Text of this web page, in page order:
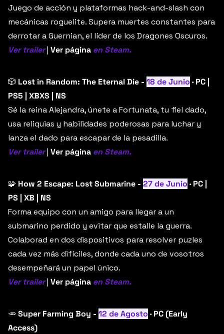
Juego de acción y plataformas hack-and-slash con
mecánicas roguelite. Supera muertes constantes para
derrotar a Guernian, el líder de los Dragones Oscuros.
Ver trailer | Ver página en Steam.
🎲 Lost in Random: The Eternal Die - 18 de Junio · PC |
PS5 | XBXS | NS
Sé la reina Alejandra, únete a Fortunata, tu fiel dado,
usa reliquias y habilidades poderosas para luchar y
lanza el dado para escapar de la pesadilla.
Ver trailer | Ver página en Steam.
🧩 How 2 Escape: Lost Submarine - 27 de Junio · PC |
PS | XB | NS
Forma equipo con un amigo para llegar a un
submarino perdido y evitar que estalle la guerra.
Colaborad en dos dispositivos para resolver puzles
cada vez más difíciles, donde cada uno de vosotros
desempeñará un papel único.
Ver trailer | Ver página en Steam.
🥕 Super Farming Boy - 12 de Agosto · PC (Early
Access)